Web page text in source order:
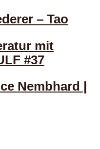
– Tao
mit
#37
Nembhard |